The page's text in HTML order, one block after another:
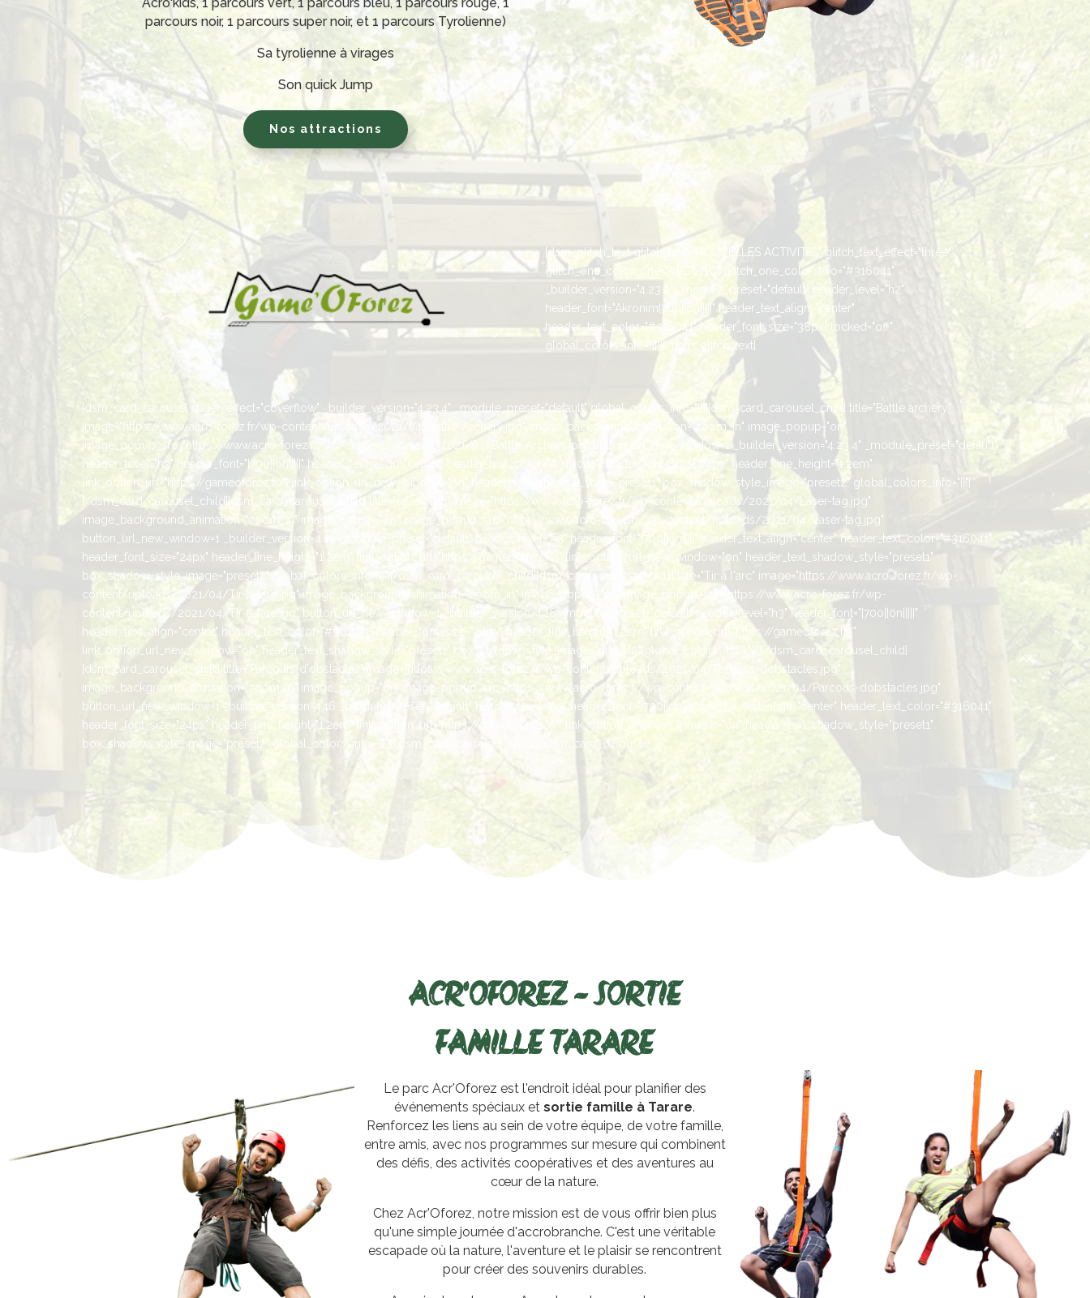
parcours noir, 1 parcours super noir, et 1 parcours Tyrolienne)
Sa tyrolienne à virages
Son quick Jump
Nos attractions
[dsm_glitch_text glitch_text="NOUVELLES ACTIVITéS" glitch_text_effect="three"
glitch_one_color_one="#EC671C" glitch_one_color_two="#316041"
_builder_version="4.23.4" _module_preset="default" header_level="h2"
header_font="Akronim|700||on|||||" header_text_align="center"
header_text_color="#316041" header_font_size="38px" locked="off"
global_colors_info="{}"][/dsm_glitch_text]
[dsm_card_carousel slider_effect="coverflow" _builder_version="4.23.4" _module_preset="default" global_colors_info="{}"][dsm_card_carousel_child title="Battle archery"
image="https://www.acro-forez.fr/wp-content/uploads/2021/04/Battle-Archery.jpg" image_background_animation="zoom_in" image_popup="on"
image_popup_src="https://www.acro-forez.fr/wp-content/uploads/2021/04/Battle-Archery.jpg" button_url_new_window=1 _builder_version="4.23.4" _module_preset="default"
header_level="h3" header_font="|700||on|||||" header_text_align="center" header_text_color="#316041" header_font_size="24px" header_line_height="1.2em"
link_option_url="https://gameoforez.fr/" link_option_url_new_window="on" header_text_shadow_style="preset1" box_shadow_style_image="preset2" global_colors_info="{}"]
[/dsm_card_carousel_child][dsm_card_carousel_child title="Laser Tag" image="https://www.acro-forez.fr/wp-content/uploads/2021/04/Laser-tag.jpg"
image_background_animation="zoom_in" image_popup="on" image_popup_src="https://www.acro-forez.fr/wp-content/uploads/2021/04/Laser-tag.jpg"
button_url_new_window=1 _builder_version=4.16 _module_preset="default" header_level="h3" header_font="|700||on|||||" header_text_align="center" header_text_color="#316041"
header_font_size="24px" header_line_height="1.2em" link_option_url="https://gameoforez.fr/" link_option_url_new_window="on" header_text_shadow_style="preset1"
box_shadow_style_image="preset2" global_colors_info="{}"][/dsm_card_carousel_child][dsm_card_carousel_child title="Tir à l'arc" image="https://www.acro-forez.fr/wp-
content/uploads/2021/04/Tir-a-larc.jpg" image_background_animation="zoom_in" image_popup="on" image_popup_src="https://www.acro-forez.fr/wp-
content/uploads/2021/04/Tir-a-larc.jpg" button_url_new_window=1 _builder_version=4.16 _module_preset="default" header_level="h3" header_font="|700||on|||||"
header_text_align="center" header_text_color="#316041" header_font_size="24px" header_line_height="1.2em" link_option_url="https://gameoforez.fr/"
link_option_url_new_window="on" header_text_shadow_style="preset1" box_shadow_style_image="preset2" global_colors_info="{}"][/dsm_card_carousel_child]
[dsm_card_carousel_child title="Parcours d'obstacles" image="https://www.acro-forez.fr/wp-content/uploads/2021/04/Parcous-dobstacles.jpg"
image_background_animation="zoom_in" image_popup="on" image_popup_src="https://www.acro-forez.fr/wp-content/uploads/2021/04/Parcous-dobstacles.jpg"
button_url_new_window=1 _builder_version=4.16 _module_preset="default" header_level="h3" header_font="|700||on|||||" header_text_align="center" header_text_color="#316041"
header_font_size="24px" header_line_height="1.2em" link_option_url="https://gameoforez.fr/" link_option_url_new_window="on" header_text_shadow_style="preset1"
box_shadow_style_image="preset2" global_colors_info="{}"][/dsm_card_carousel_child][/dsm_card_carousel]
ACR'OFOREZ - SORTIE
FAMILLE TARARE
Le parc Acr'Oforez est l'endroit idéal pour planifier des
événements spéciaux etsortie famille à Tarare.
Renforcez les liens au sein de votre équipe, de votre famille,
entre amis, avec nos programmes sur mesure qui combinent
des défis, des activités coopératives et des aventures au
cœur de la nature.
Chez Acr'Oforez, notre mission est de vous offrir bien plus
qu'une simple journée d'accrobranche. C'est une véritable
escapade où la nature, l'aventure et le plaisir se rencontrent
pour créer des souvenirs durables.